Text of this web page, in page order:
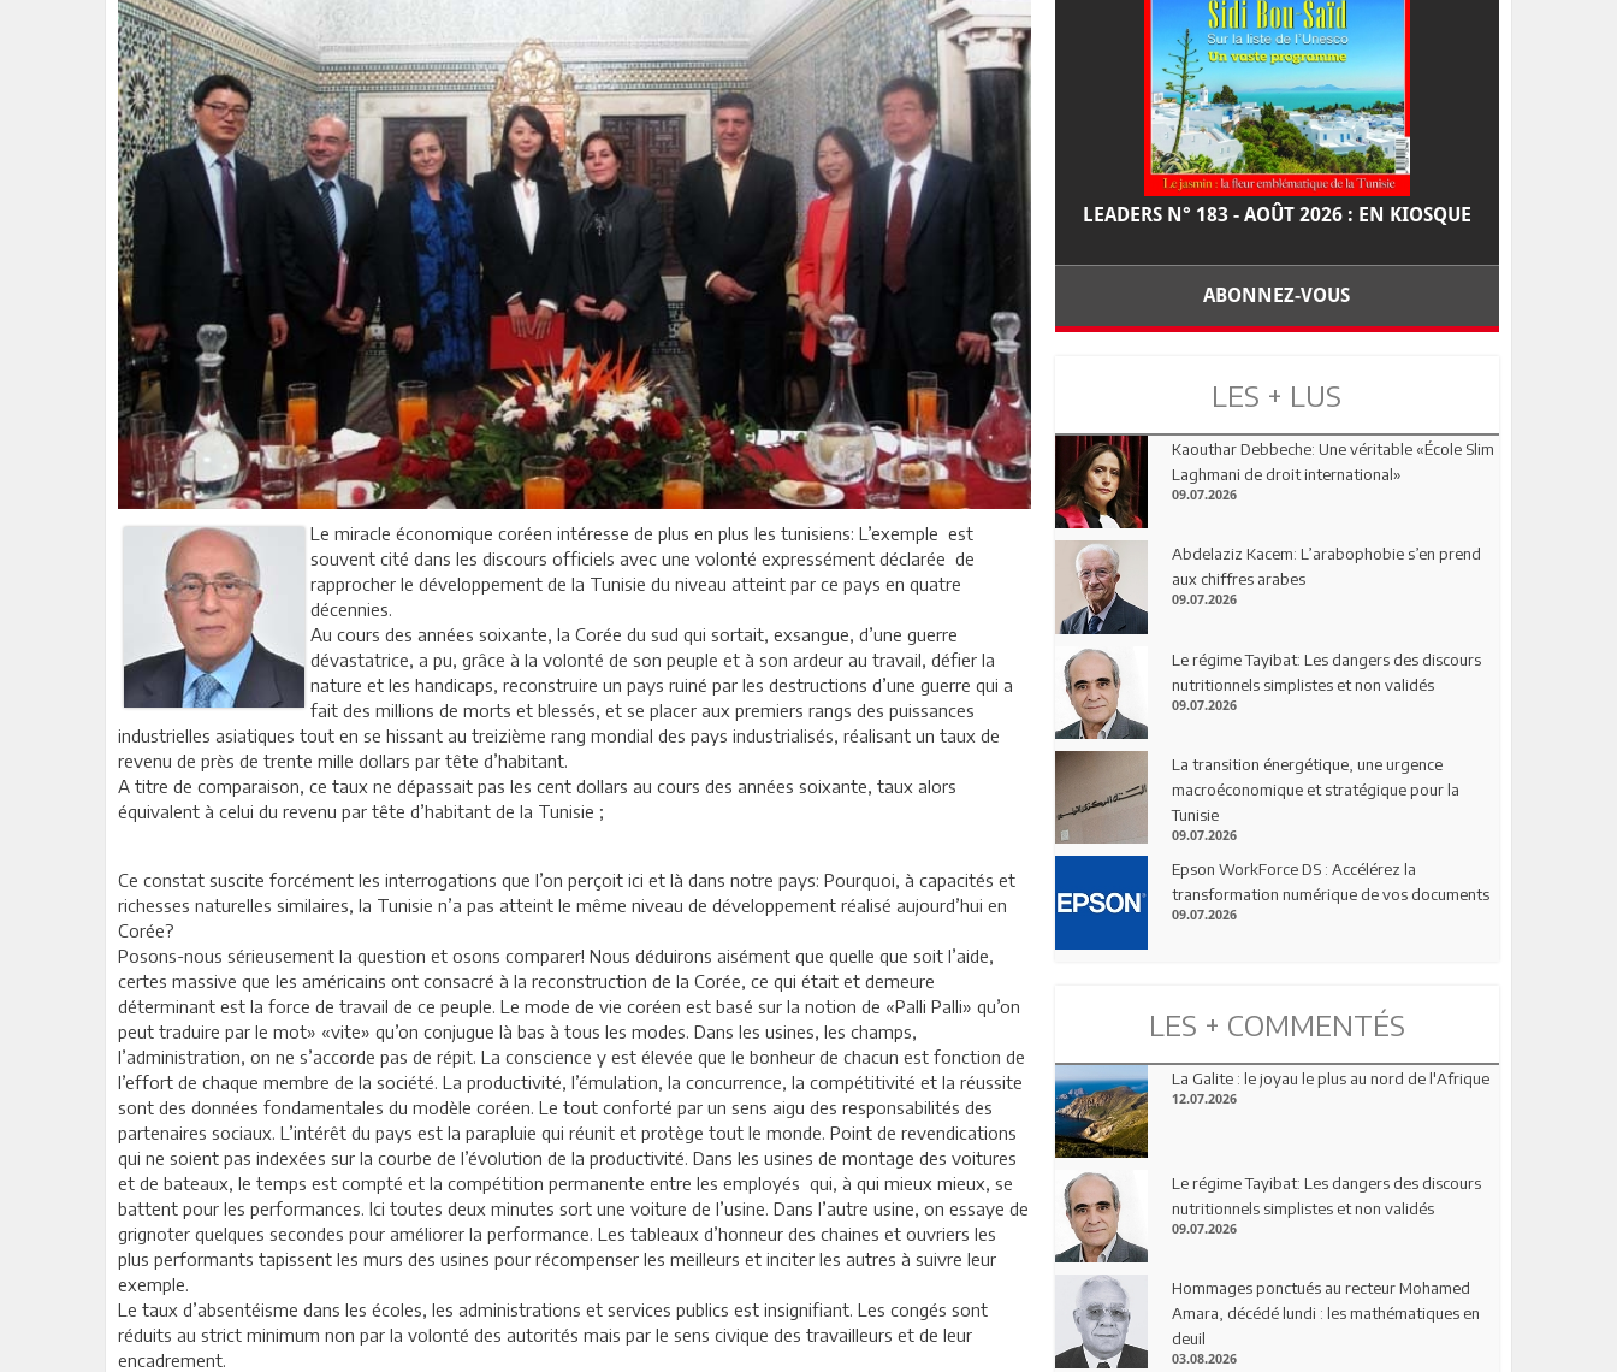
Le miracle économique coréen intéresse de plus en plus les tunisiens: L’exemple est
souvent cité dans les discours officiels avec une volonté expressément déclarée de
rapprocher le développement de la Tunisie du niveau atteint par ce pays en quatre
décennies.
Au cours des années soixante, la Corée du sud qui sortait, exsangue, d’une guerre
dévastatrice, a pu, grâce à la volonté de son peuple et à son ardeur au travail, défier la
nature et les handicaps, reconstruire un pays ruiné par les destructions d’une guerre qui a
fait des millions de morts et blessés, et se placer aux premiers rangs des puissances
industrielles asiatiques tout en se hissant au treizième rang mondial des pays industrialisés, réalisant un taux de
revenu de près de trente mille dollars par tête d’habitant.
A titre de comparaison, ce taux ne dépassait pas les cent dollars au cours des années soixante, taux alors
équivalent à celui du revenu par tête d’habitant de la Tunisie ;
Ce constat suscite forcément les interrogations que l’on perçoit ici et là dans notre pays: Pourquoi, à capacités et
richesses naturelles similaires, la Tunisie n’a pas atteint le même niveau de développement réalisé aujourd’hui en
Corée?
Posons-nous sérieusement la question et osons comparer! Nous déduirons aisément que quelle que soit l’aide,
certes massive que les américains ont consacré à la reconstruction de la Corée, ce qui était et demeure
déterminant est la force de travail de ce peuple. Le mode de vie coréen est basé sur la notion de «Palli Palli» qu’on
peut traduire par le mot» «vite» qu’on conjugue là bas à tous les modes. Dans les usines, les champs,
l’administration, on ne s’accorde pas de répit. La conscience y est élevée que le bonheur de chacun est fonction de
l’effort de chaque membre de la société. La productivité, l’émulation, la concurrence, la compétitivité et la réussite
sont des données fondamentales du modèle coréen. Le tout conforté par un sens aigu des responsabilités des
partenaires sociaux. L’intérêt du pays est la parapluie qui réunit et protège tout le monde. Point de revendications
qui ne soient pas indexées sur la courbe de l’évolution de la productivité. Dans les usines de montage des voitures
et de bateaux, le temps est compté et la compétition permanente entre les employés qui, à qui mieux mieux, se
battent pour les performances. Ici toutes deux minutes sort une voiture de l’usine. Dans l’autre usine, on essaye de
grignoter quelques secondes pour améliorer la performance. Les tableaux d’honneur des chaines et ouvriers les
plus performants tapissent les murs des usines pour récompenser les meilleurs et inciter les autres à suivre leur
exemple.
Le taux d’absentéisme dans les écoles, les administrations et services publics est insignifiant. Les congés sont
réduits au strict minimum non par la volonté des autorités mais par le sens civique des travailleurs et de leur
encadrement.
LEADERS N° 183 - AOÛT 2026 : EN KIOSQUE
ABONNEZ-VOUS
LES + LUS
Kaouthar Debbeche: Une véritable «École Slim
Laghmani de droit international»
09.07.2026
Abdelaziz Kacem: L’arabophobie s’en prend
aux chiffres arabes
09.07.2026
Le régime Tayibat: Les dangers des discours
nutritionnels simplistes et non validés
09.07.2026
La transition énergétique, une urgence
macroéconomique et stratégique pour la
Tunisie
09.07.2026
Epson WorkForce DS : Accélérez la
transformation numérique de vos documents
09.07.2026
LES + COMMENTÉS
La Galite : le joyau le plus au nord de l'Afrique
12.07.2026
Le régime Tayibat: Les dangers des discours
nutritionnels simplistes et non validés
09.07.2026
Hommages ponctués au recteur Mohamed
Amara, décédé lundi : les mathématiques en
deuil
03.08.2026